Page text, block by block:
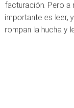
facturación. Pero a
importante es leer,
rompan la hucha y